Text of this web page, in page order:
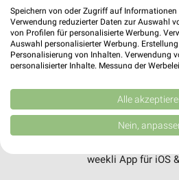
MEHR
weekli - Prospekte
weekli App für iOS
Speichern von oder Zugriff auf Informationen
Verwendung reduzierter Daten zur Auswahl
von Profilen für personalisierte Werbung.
Auswahl personalisierter Werbung.
Personalisierung von Inhalten. Verwendung
personalisierter Inhalte. Messung der
Kombinationen von Daten aus
Verbesserung der Angebote. Verwendung
von Inhalten.
Daten können außerhalb der Europäischen
Website/App.
Alle
Nein,